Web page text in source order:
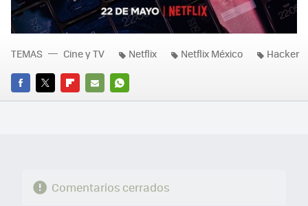
FACEBOOK
TWITTERFLIPBOARD
E-
WHATSAPP
TEMAS Cine y TV Netflix Netflix México Hacker
Comentarios cerrados